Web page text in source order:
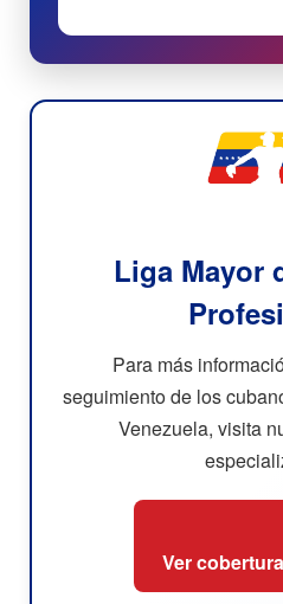
Liga Mayor
Para más
seguimiento de los
Venezuela, visita
Ver